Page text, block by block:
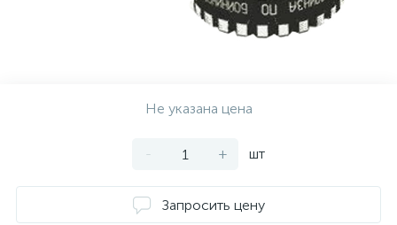
Не указана цена
- + шт
Запросить цену